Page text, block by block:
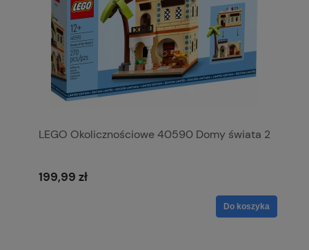
LEGO Okolicznościowe 40590 Domy świata 2
199,99 zł
Do koszyka